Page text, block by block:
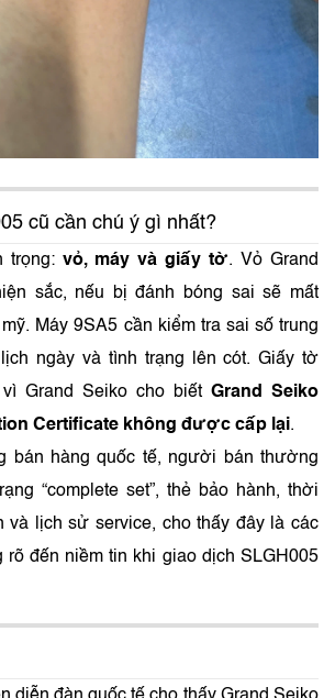
trọng: vỏ, máy và giấy tờ
. Vỏ Grand
sắc, nếu bị đánh bóng sai sẽ mất
mỹ. Máy 9SA5 cần kiểm tra sai số trung
ngày và tình trạng lên cót. Giấy tờ
vì Grand Seiko cho biếtGrand Seiko
Certificate không được cấp lại
“complete set”, thẻ bảo hành, thời